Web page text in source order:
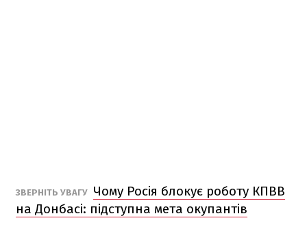
ЗВЕРНІТЬ УВАГУ Чому Росія блокує роботу КПВВ
на Донбасі: підступна мета окупантів